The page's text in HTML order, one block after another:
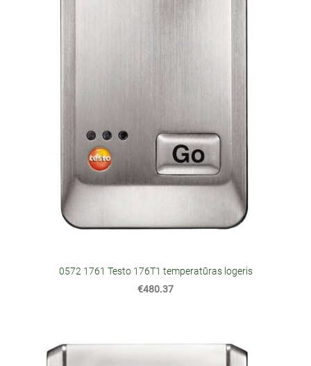
0572 1761 Testo 176T1 temperatūras logeris
€480.37